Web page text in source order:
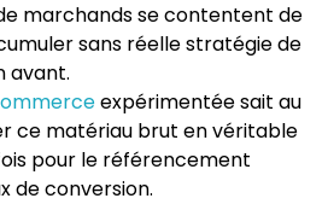
marchands se contentent de
sans réelle stratégie de
avant.
expérimentée sait au
ce matériau brut en véritable
pour le référencement
de conversion.